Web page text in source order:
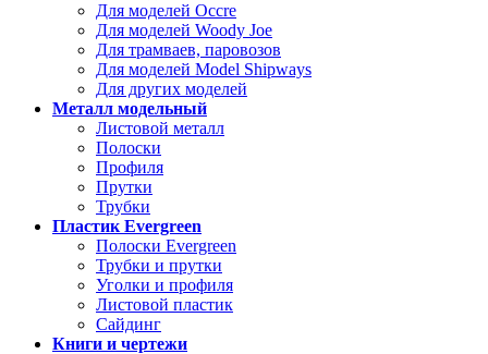
Для моделей Occre
Для моделей Woody Joe
Для трамваев, паровозов
Для моделей Model Shipways
Для других моделей
Металл модельный
Листовой металл
Полоски
Профиля
Прутки
Трубки
Пластик Evergreen
Полоски Evergreen
Трубки и прутки
Уголки и профиля
Листовой пластик
Сайдинг
Книги и чертежи